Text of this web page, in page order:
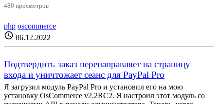
480 просмотров
php oscommerce
schedule 06.12.2022
Подтвердить заказ перенаправляет на страницу
входа и уничтожает сеанс для PayPal Pro
Я загрузил модуль PayPal Pro и установил его на мою
установку OsCommerce v2.2RC2. Я настроил этот модуль со